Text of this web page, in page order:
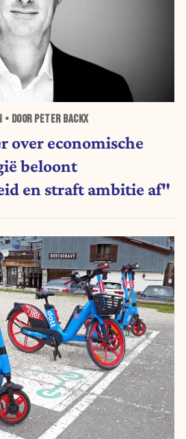
• DOOR PETER BACKX
over economische
beloont
en straft ambitie af"